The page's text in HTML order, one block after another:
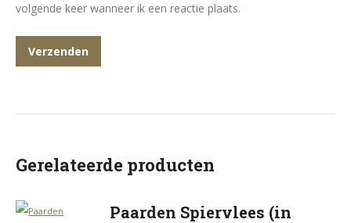
volgende keer wanneer ik een reactie plaats.
Gerelateerde producten
Paarden Spiervlees (in